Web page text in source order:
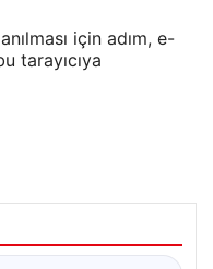
için adım, e-
tarayıcıya